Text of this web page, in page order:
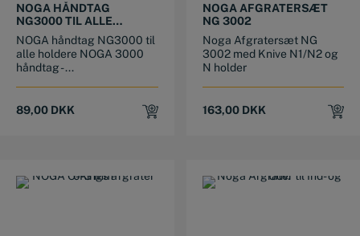
NOGA HÅNDTAG
NG3000 TIL ALLE
HOLDERE
NOGA håndtag NG3000 til
alle holdere NOGA 3000
håndtag - ...
89,00 DKK
NOGA AFGRATERSÆT
NG 3002
Noga Afgratersæt NG
3002 med Knive N1/N2 og
N holder
163,00 DKK